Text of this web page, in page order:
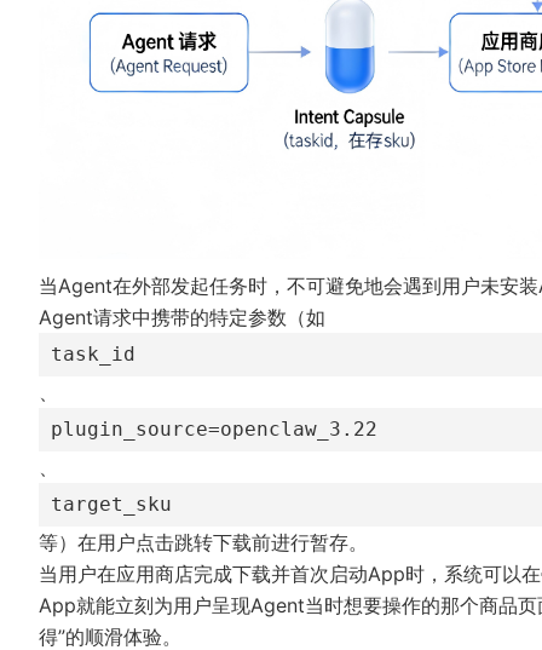
当Agent在外部发起任务时，不可避免地会遇到用户未安
Agent请求中携带的特定参数（如
task_id
plugin_source=openclaw_3.22
target_sku
等）在用户点击跳转下载前进行暂存。
当用户在应用商店完成下载并首次启动App时，系统可以
App就能立刻为用户呈现Agent当时想要操作的那个商品
得”的顺滑体验。